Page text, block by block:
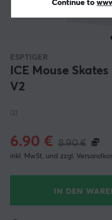
Continue to
ESPTIGER
ICE Mouse
V2
(2)
8.90€
6.90 €
inkl. MwSt. und zzgl.
IN DEN